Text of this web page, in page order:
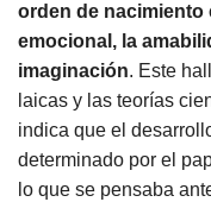
orden de nacimiento
emocional, la
imaginación. Este
laicas y las teorías
indica que el
determinado por el
lo que se pensaba